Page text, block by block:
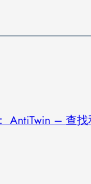
AntiTwin – 查